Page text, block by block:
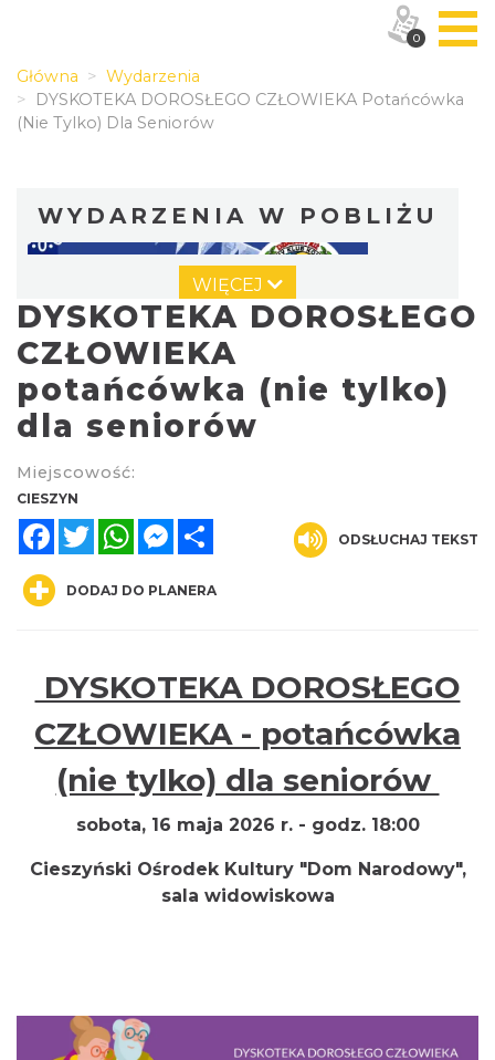
Główna
Wydarzenia
DYSKOTEKA DOROSŁEGO CZŁOWIEKA Potańcówka
(nie Tylko) Dla Seniorów
WYDARZENIA W POBLIŻU
Wystawa: Z ONDRASZKIEM PRZEZ DEKADY
PTTK "Ondraszek"
Cieszyn
0.00 km
INTERPRETACJE "Miesiofoto" - wernisaż
wystawy zdjęć miesiąca Cieszyńskiego
2026-08-07
0.00 km
WIĘCEJ
DYSKOTEKA DOROSŁEGO
CZŁOWIEKA
potańcówka (nie tylko)
dla seniorów
Miejscowość:
CIESZYN
FacebookTwitterWhatsAppMessenger
ODSŁUCHAJ TEKST
DODAJ DO PLANERA
DYSKOTEKA DOROSŁEGO
CZŁOWIEKA - potańcówka
(nie tylko) dla seniorów
sobota, 16 maja 2026 r. - godz. 18:00
Cieszyński Ośrodek Kultury "Dom Narodowy",
sala widowiskowa
0